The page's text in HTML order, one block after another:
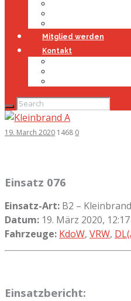
Mitglied werden
Kontakt
19. March 2020 1468 0
Einsatz 076
Einsatz-Art: B2 –
Datum: 19. März 2020,
Fahrzeuge: KdoW, VRW,
Einsatzbericht: